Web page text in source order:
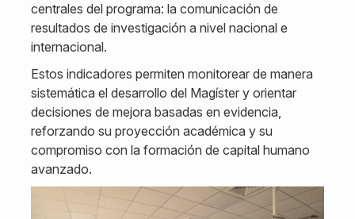
centrales del programa: la comunicación de
resultados de investigación a nivel nacional e
internacional.
Estos indicadores permiten monitorear de manera
sistemática el desarrollo del Magíster y orientar
decisiones de mejora basadas en evidencia,
reforzando su proyección académica y su
compromiso con la formación de capital humano
avanzado.